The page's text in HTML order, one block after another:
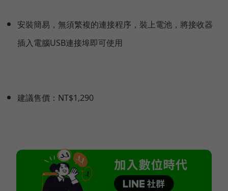
安裝簡易，無須繁複的連接程序，裝上電池，將接收器
插入電腦USB連接埠即可使用
建議售價：NT$1,290